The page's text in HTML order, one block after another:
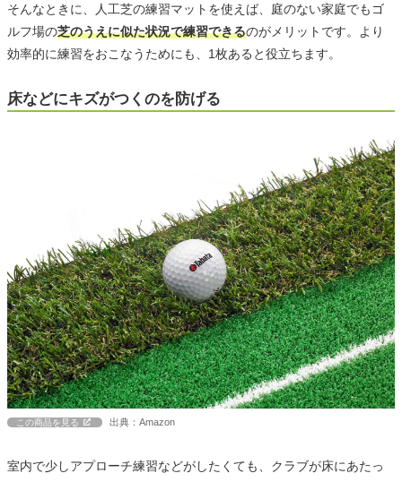
そんなときに、人工芝の練習マットを使えば、庭のない家庭でもゴ
ルフ場の芝のうえに似た状況で練習できるのがメリットです。より
効率的に練習をおこなうためにも、1枚あると役立ちます。
床などにキズがつくのを防げる
この商品を見る 出典：Amazon
室内で少しアプローチ練習などがしたくても、クラブが床にあたっ